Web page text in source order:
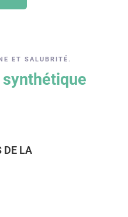
ET SALUBRITÉ .
synthétique
DE LA